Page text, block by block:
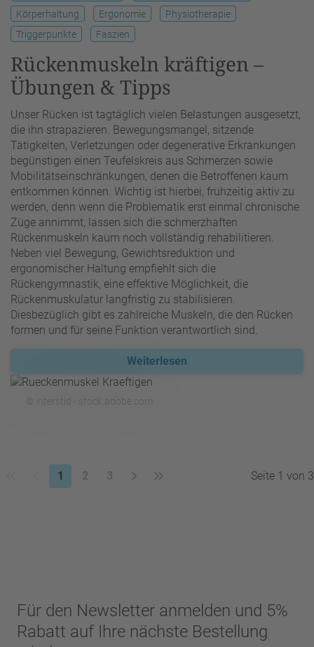
© interstid - stock.adobe.com
Körperhaltung
Ergonomie
Physiotherapie
Triggerpunkte
Faszien
Rückenmuskeln kräftigen –
Übungen & Tipps
Unser Rücken ist tagtäglich vielen Belastungen ausgesetzt,
die ihn strapazieren. Bewegungsmangel, sitzende
Tätigkeiten, Verletzungen oder degenerative Erkrankungen
begünstigen einen Teufelskreis aus Schmerzen sowie
Mobilitätseinschränkungen, denen die Betroffenen kaum
entkommen können. Wichtig ist hierbei, frühzeitig aktiv zu
werden, denn wenn die Problematik erst einmal chronische
Züge annimmt, lassen sich die schmerzhaften
Rückenmuskeln kaum noch vollständig rehabilitieren.
Neben viel Bewegung, Gewichtsreduktion und
ergonomischer Haltung empfiehlt sich die
Rückengymnastik, eine effektive Möglichkeit, die
Rückenmuskulatur langfristig zu stabilisieren.
Diesbezüglich gibt es zahlreiche Muskeln, die den Rücken
formen und für seine Funktion verantwortlich sind.
Weiterlesen
1 2 3 Seite 1 von 3
Für den Newsletter anmelden und 5%
Rabatt auf Ihre nächste Bestellung